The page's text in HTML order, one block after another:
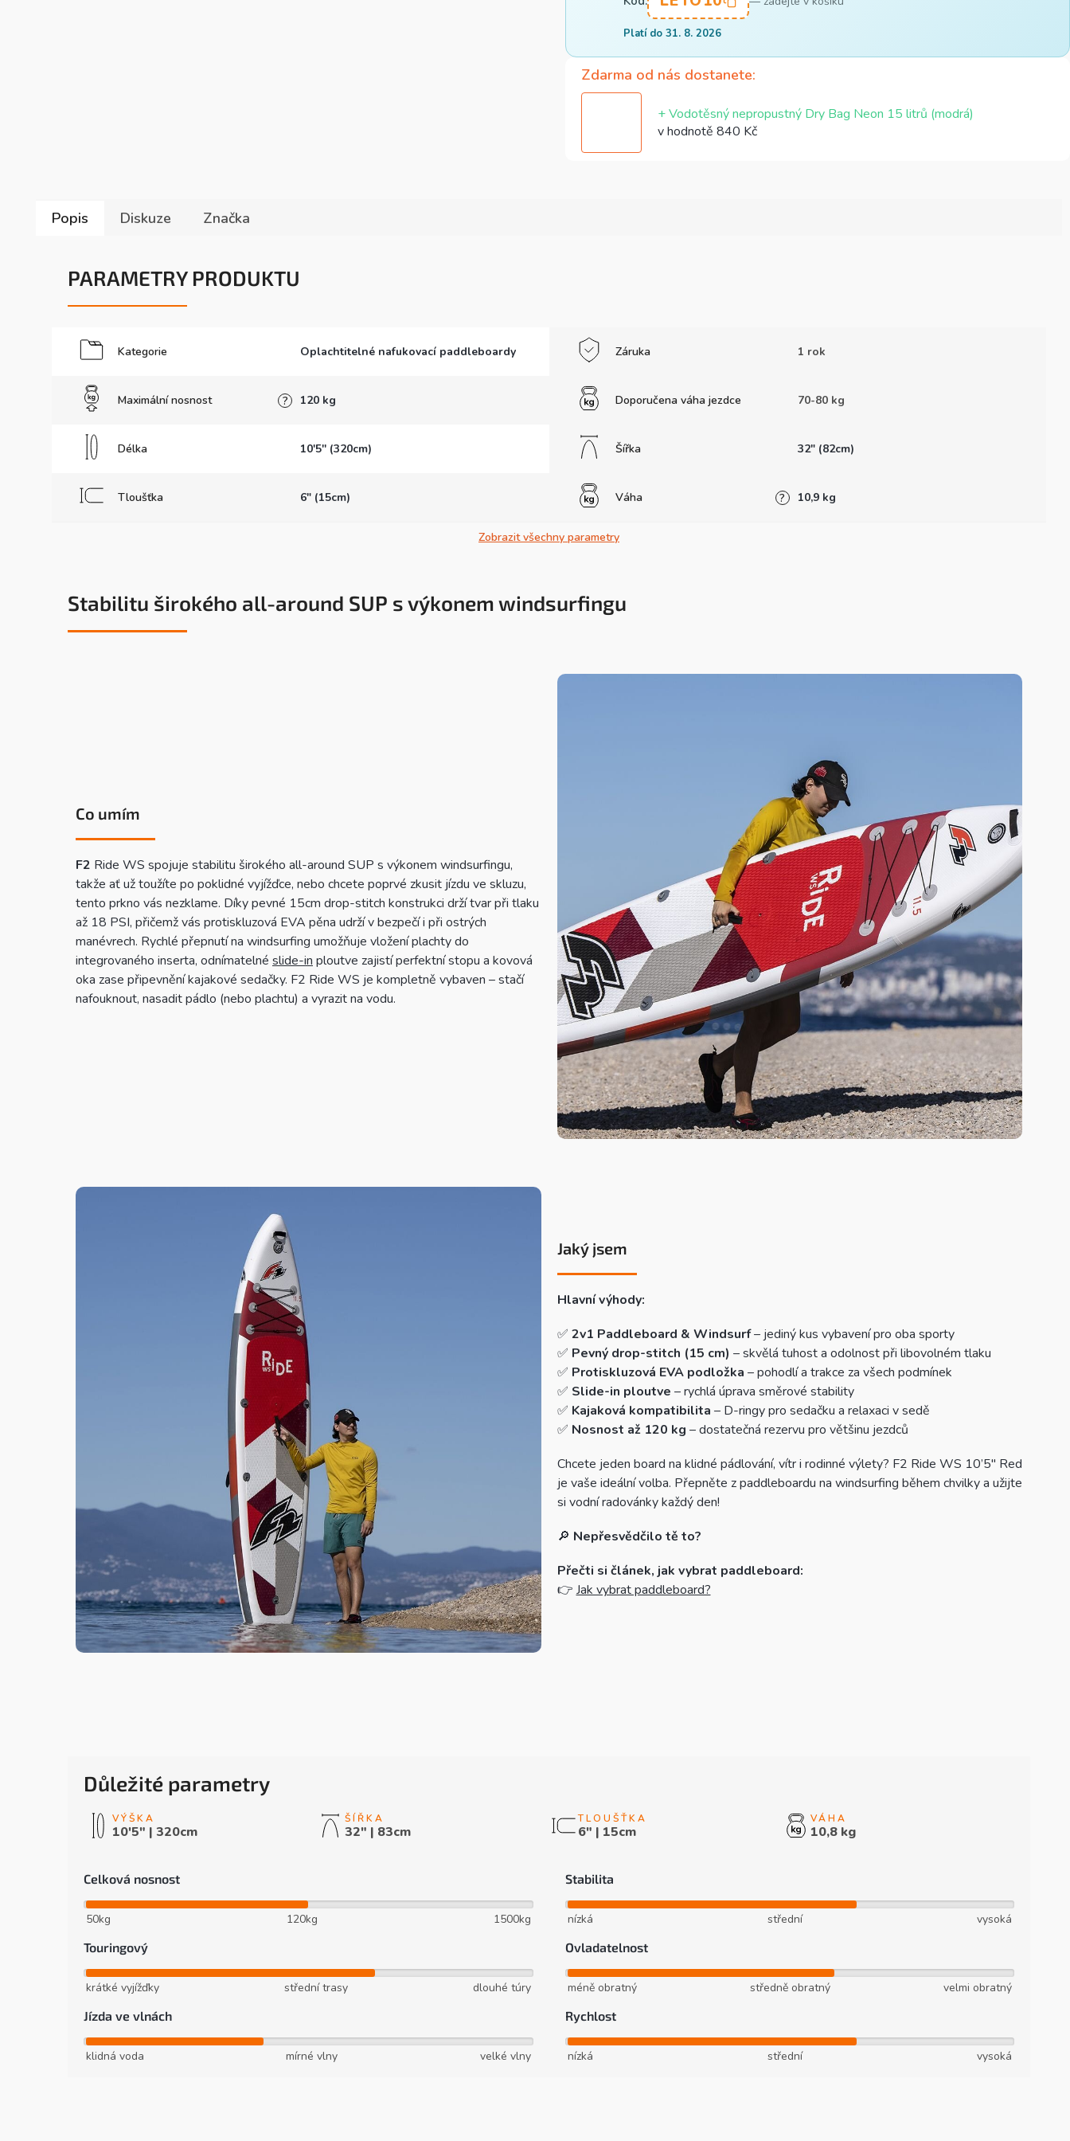
Platí do 31. 8. 2026
Zdarma od nás dostanete
+ Vodotěsný nepropustný Dry Bag Neon 15 litrů (modrá)
v hodnotě 840 Kč
Popis Diskuze Značka
Stabilitu širokého all-around SUP s výkonem windsurfingu
Co umím
F2 Ride WS spojuje stabilitu širokého all-around SUP s výkonem windsurfingu,
takže ať už toužíte po poklidné vyjížďce, nebo chcete poprvé zkusit jízdu ve skluzu,
tento prkno vás nezklame. Díky pevné 15cm drop-stitch konstrukci drží tvar při tlaku
až 18 PSI, přičemž vás protiskluzová EVA pěna udrží v bezpečí i při ostrých
manévrech. Rychlé přepnutí na windsurfing umožňuje vložení plachty do
integrovaného inserta, odnímatelné slide-in ploutve zajistí perfektní stopu a kovová
oka zase připevnění kajakové sedačky. F2 Ride WS je kompletně vybaven – stačí
nafouknout, nasadit pádlo (nebo plachtu) a vyrazit na vodu.
Jaký jsem
Hlavní výhody:
✅ 2v1 Paddleboard & Windsurf– jediný kus vybavení pro oba sporty
✅ Pevný drop-stitch (15 cm) – skvělá tuhost a odolnost při libovolném tlaku
✅ Protiskluzová EVA podložka – pohodlí a trakce za všech podmínek
✅ Slide-in ploutve – rychlá úprava směrové stability
✅ Kajaková kompatibilita – D-ringy pro sedačku a relaxaci v sedě
✅ Nosnost až 120 kg – dostatečná rezervu pro většinu jezdců
Chcete jeden board na klidné pádlování, vítr i rodinné výlety? F2 Ride WS 10’5″ Red
je vaše ideální volba. Přepněte z paddleboardu na windsurfing během chvilky a užijte
si vodní radovánky každý den!
🔎 Nepřesvědčilo tě to?
Přečti si článek, jak vybrat paddleboard:
👉 Jak vybrat paddleboard?
Důležité parametry
10'5" | 320cm 32" | 83cm 6" | 15cm 10,8 kg
Celková nosnost
50kg 120kg 1500kg
Stabilita
nízká střední
vysoká
Touringový
krátké vyjížďky střední trasy dlouhé túry
Ovladatelnost
méně obratný středně obratný
velmi obratný
Jízda ve vlnách
klidná voda mírné vlny velké vlny
Rychlost
nízká střední vysoká
PARAMETRY PRODUKTU
Kategorie Oplachtitelné nafukovací paddleboardy Záruka 1 rok
?
Maximální nosnost 120 kg Doporučena váha jezdce 70-80 kg
Délka 10'5'' (320cm) Šířka 32" (82cm)
Tloušťka 6" (15cm) ?
Váha 10,9 kg
Zobrazit všechny parametry